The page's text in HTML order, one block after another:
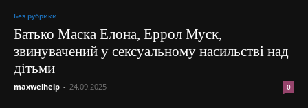
Без рубрики
Батько Маска Елона, Еррол Муск,
звинувачений у сексуальному насильстві над
дітьми
maxwelhelp - 24.09.2025 0